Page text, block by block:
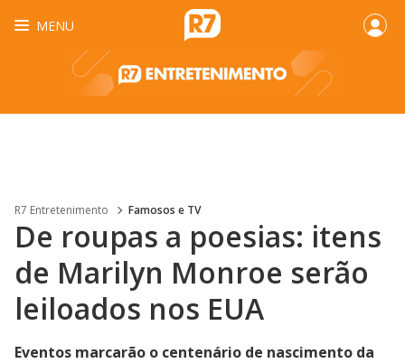
MENU
R7 Entretenimento Famosos e TV
De roupas a poesias: itens
de Marilyn Monroe serão
leiloados nos EUA
Eventos marcarão o centenário de nascimento da